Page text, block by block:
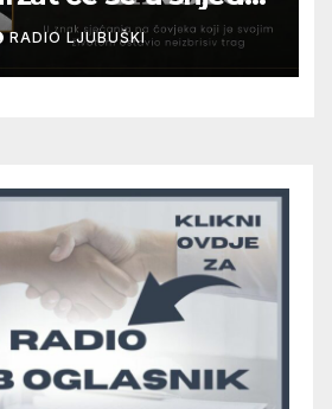
u Otoku
RADIO LJUBUŠKI